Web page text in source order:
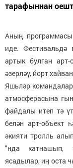
тарафыннан
Аның
иде. Фестивальдә
артык булган арт-
әзерләү, йорт
Яшьләр
атмосферасына
файдалы итеп тә
белән арт-объект
әкияти тролль
"нда катнашып,
ясадылар, иң оста